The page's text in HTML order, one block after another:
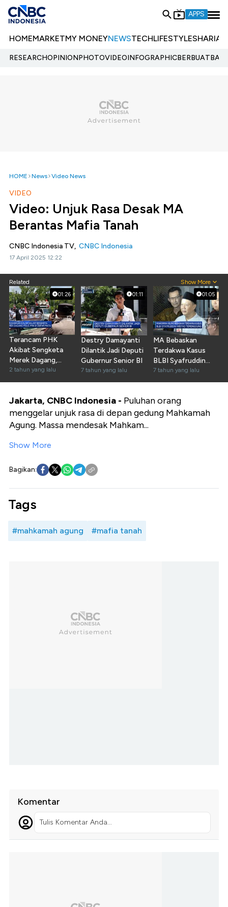
APPS
HOMEMARKETMY MONEYNEWSTECHLIFESTYLESHARIA
RESEARCHOPINIONPHOTOVIDEOINFOGRAPHIC
HOME News Video News
VIDEO
Video: Unjuk Rasa Desak MA
Berantas Mafia Tanah
CNBC Indonesia TV, CNBC Indonesia
17 April 2025 12:22
Related Show More
01:26
Terancam PHK
Akibat Sengketa
Merek Dagang,
Karyawan Polo
Geruduk MA
2 tahun yang lalu
01:11
Destry Damayanti
Dilantik Jadi Deputi
Gubernur Senior BI
7 tahun yang lalu
01:05
MA Bebaskan
Terdakwa Kasus
BLBI Syafruddin
Arsyad
Temenggung
7 tahun yang lalu
Jakarta, CNBC Indonesia - Puluhan orang
menggelar unjuk rasa di depan gedung Mahkamah
Agung. Massa mendesak Mahkam...
Show More
Bagikan:
Tags
#mahkamah agung #mafia tanah
Komentar
Tulis Komentar Anda...